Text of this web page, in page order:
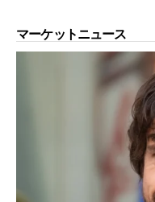
マーケットニュース